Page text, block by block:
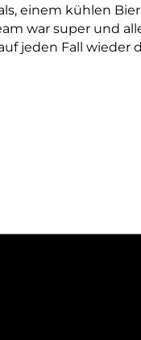
einem kühlen
war super und
jeden Fall wieder